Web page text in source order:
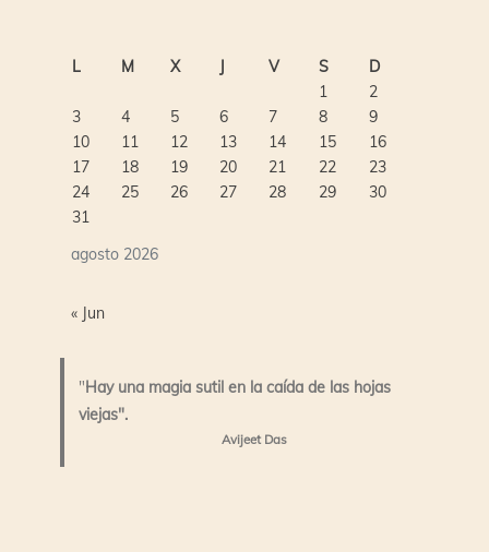
agosto 2026
L M X J V S
D
1
2
3
4 5 6 7 8
9
10
11 12 13 14 15
16
17
18 19 20 21 22
23
24
25 26 27 28 29
30
31
« Jun
"Hay una magia sutil en la caída de las hojas
viejas".
Avijeet Das